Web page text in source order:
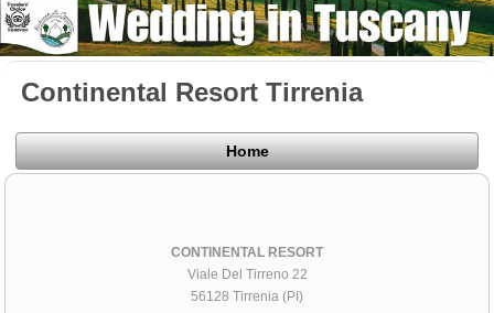
Continental Resort Tirrenia
Home
CONTINENTAL RESORT
Viale Del Tirreno 22
56128 Tirrenia (PI)